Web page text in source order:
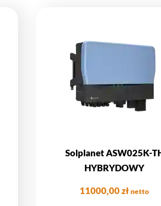
Solplanet ASW025K-
HYBRYDOWY
11000,00zł netto